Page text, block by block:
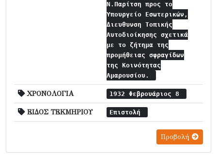
Ν.Παρίτση προς το
Υπουργείο Εσωτερικών,
Διευθυνση Τοπικής
Αυτοδιοίκησης σχετικά
με το ζήτημα της
προμήθειας σφραγίδων
της Κοινότητας
Αμαρουσίου.
ΧΡΟΝΟΛΟΓΙΑ 1932 Φεβρουάριος 8
ΕΙΔΟΣ ΤΕΚΜΗΡΙΟΥ Επιστολή
Προβολή